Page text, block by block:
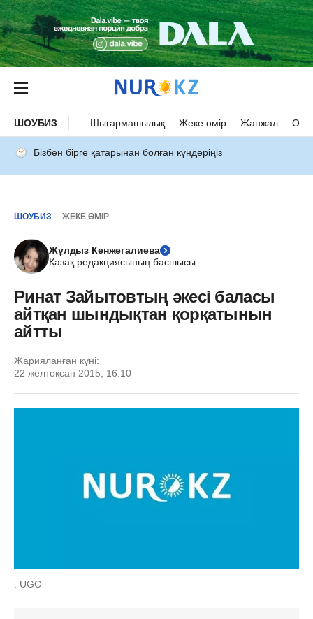
ШОУБИЗ Шығармашылық Жеке өмір Жанжал
Бізбен бірге қатарынан болған күндеріңіз
ШОУБИЗ ЖЕКЕ ӨМІР
Жұлдыз Кенжегалиева
Қазақ редакциясының басшысы
Ринат Зайытовтың әкесі баласы
айтқан шындықтан қорқатынын
айтты
Жарияланған күні:
22 желтоқсан 2015, 16:10
: UGC